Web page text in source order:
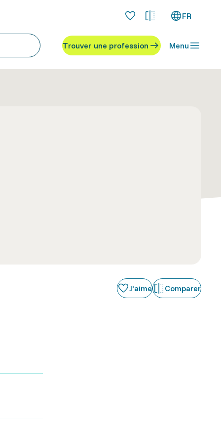
FR
Trouver une profession Menu
J'aime Comparer